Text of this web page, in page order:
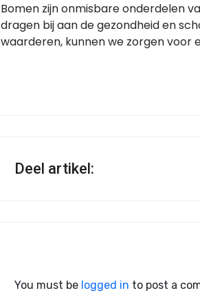
Bomen zijn onmisbare onderdelen
dragen bij aan de gezondheid en
waarderen, kunnen we zorgen voor
Deel artikel:
You must be logged in to post a